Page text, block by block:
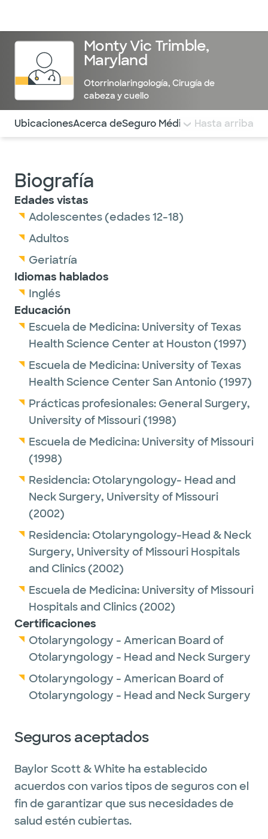
Monty Vic Trimble,
Maryland
Otorrinolaringología, Cirugía de
cabeza y cuello
Utilice esta navegación para saltar rápidamente a
UbicacionesAcerca deSeguro Médico COMENTARIOS
Hasta arriba
Biografía
Edades vistas
Adolescentes (edades 12-18)
Adultos
Geriatría
Idiomas hablados
Inglés
Educación
Escuela de Medicina: University of Texas
Health Science Center at Houston (1997)
Escuela de Medicina: University of Texas
Health Science Center San Antonio (1997)
Prácticas profesionales: General Surgery,
University of Missouri(1998)
Escuela de Medicina: University of Missouri
(1998)
Residencia: Otolaryngology- Head and
Neck Surgery, University of Missouri
(2002)
Residencia: Otolaryngology-Head & Neck
Surgery, University of Missouri Hospitals
and Clinics(2002)
Escuela de Medicina: University of Missouri
Hospitals and Clinics(2002)
Certificaciones
Otolaryngology - American Board of
Otolaryngology - Head and Neck Surgery
Otolaryngology - American Board of
Otolaryngology - Head and Neck Surgery
Seguros aceptados
Baylor Scott & White ha establecido
acuerdos con varios tipos de seguros con el
fin de garantizar que sus necesidades de
salud estén cubiertas.